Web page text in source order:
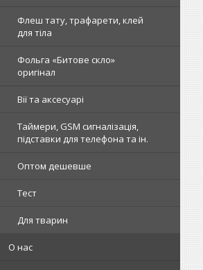
Флеш тату, трафарети, клей
для тіла
Фольга «Битове скло»
оригінал
Вії та аксесуарі
Таймери, GSM сигналізація,
підставки для телефона та ін.
Оптом дешевше
Тест
Для тварин
О нас